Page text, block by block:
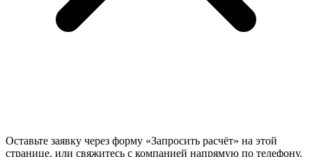
Оставьте заявку через форму «Запросить расчёт» на этой
странице, или свяжитесь с компанией напрямую по телефону.